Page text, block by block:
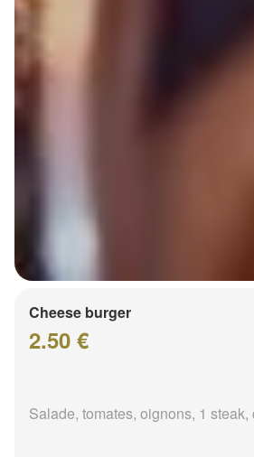
Cheese burger
2.50 €
Salade, tomates, oignons, 1 steak,